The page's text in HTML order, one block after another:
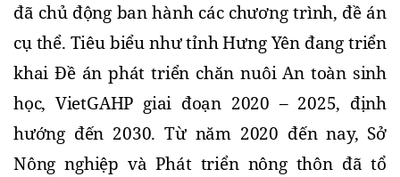
đã chủ động ban hành các chương trình, đề án
cụ thể. Tiêu biểu như tỉnh Hưng Yên đang triển
khai Đề án phát triển chăn nuôi An toàn sinh
học, VietGAHP giai đoạn 2020 – 2025, định
hướng đến 2030. Từ năm 2020 đến nay, Sở
Nông nghiệp và Phát triển nông thôn đã tổ